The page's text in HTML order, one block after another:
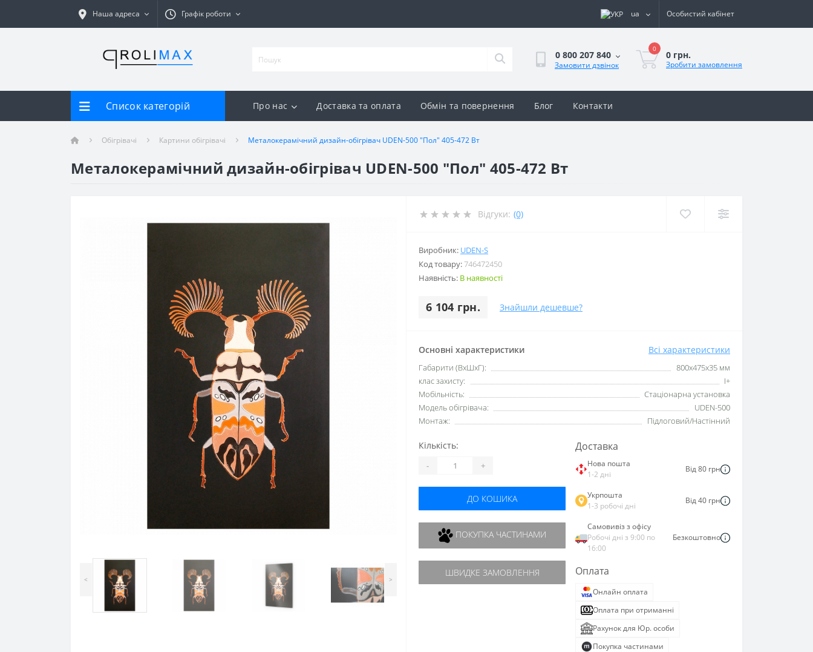
Наша адреса Графік роботи ua Особистий кабінет
0 800 207 840
Замовити дзвінок
0
0 грн.
Зробити замовлення
Список категорій Про нас Доставка та оплата Обмін та повернення Блог Контакти
Обігрівачі Картини обігрівачі Металокерамічний дизайн-обігрівач UDEN-500 "Пол" 405-472 Вт
Металокерамічний дизайн-обігрівач UDEN-500 "Пол" 405-472 Вт
< >
Відгуки: (0)
Виробник: UDEN-S
Код товару:746472450
Наявність: В наявності
6 104 грн. Знайшли дешевше?
Основні характеристики Всі характеристики
Габарити (ВхШхГ):
800х475х35 мм
клас захисту:
I+
Мобільність:
Стаціонарна установка
Модель обігрівача:
UDEN-500
Монтаж:
Підлоговий/Настінний
Кількість:
- +
ДО КОШИКА
ПОКУПКА ЧАСТИНАМИ
ШВИДКЕ ЗАМОВЛЕННЯ
Доставка
Нова пошта
1-2 дні
Від 80 грн
Укрпошта
1-3 робочі дні
Від 40 грн
Самовивіз з офісу
Робочі дні з 9:00 по
16:00
Безкоштовно
Оплата
Онлайн оплата
Оплата при отриманні
Рахунок для Юр. особи
Покупка частинами